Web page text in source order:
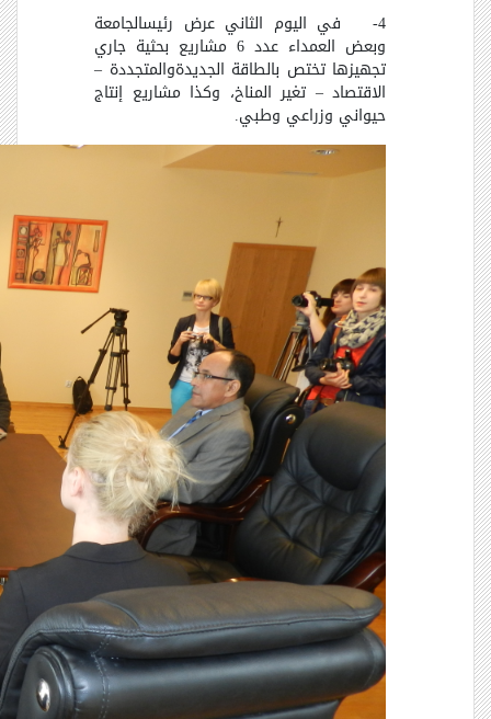
4- في اليوم الثاني عرض رئيسالجامعة
وبعض العمداء عدد 6 مشاريع بحثية جاري
تجهيزها تختص بالطاقة الجديدةوالمتجددة –
الاقتصاد – تغير المناخ، وكذا مشاريع إنتاج
حيواني وزراعي وطبي.